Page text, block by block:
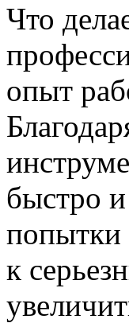
Что
опыт
быстро
попытки
к